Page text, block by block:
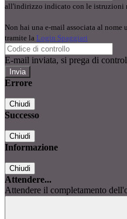
all'indirizzo indicato con le istruzioni
Non hai una e-mail associata al nome
tramite la Login Spaggiari
E-mail inviata, si prega di
Errore
Chiudi
Successo
Chiudi
Informazione
Chiudi
Attendere...
Attendere il completamento